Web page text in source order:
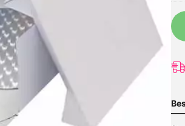
1 kg
designet til at smelte og har en
chokolade. Velegnet til at lave al